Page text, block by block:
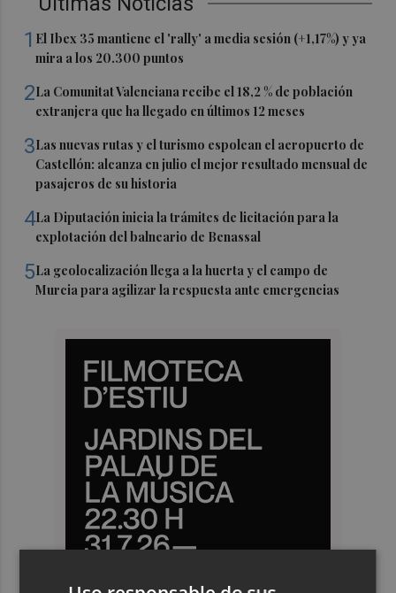
1 El Ibex 35 mantiene el 'rally' a media sesión (+1,17%) y ya
mira a los 20.300 puntos
2La Comunitat Valenciana recibe el 18,2 % de población
extranjera que ha llegado en últimos 12 meses
3Las nuevas rutas y el turismo espolean el aeropuerto de
Castellón: alcanza en julio el mejor resultado mensual de
pasajeros de su historia
4La Diputación inicia la trámites de licitación para la
explotación del balneario de Benassal
5La geolocalización llega a la huerta y el campo de
Murcia para agilizar la respuesta ante emergencias